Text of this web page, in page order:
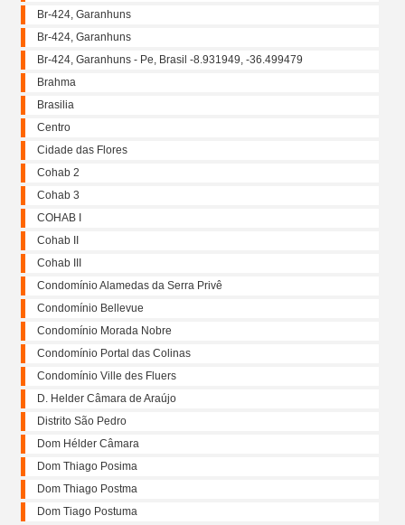
Br-424, Garanhuns
Br-424, Garanhuns
Br-424, Garanhuns - Pe, Brasil -8.931949, -36.499479
Brahma
Brasilia
Centro
Cidade das Flores
Cohab 2
Cohab 3
COHAB I
Cohab II
Cohab III
Condomínio Alamedas da Serra Privê
Condomínio Bellevue
Condomínio Morada Nobre
Condomínio Portal das Colinas
Condomínio Ville des Fluers
D. Helder Câmara de Araújo
Distrito São Pedro
Dom Hélder Câmara
Dom Thiago Posima
Dom Thiago Postma
Dom Tiago Postuma